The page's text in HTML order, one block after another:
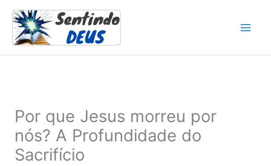
para
conteúdo
Por que Jesus morreu por
nós? A Profundidade do
Sacrifício